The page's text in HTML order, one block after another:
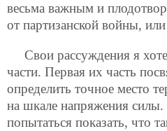
весьма важным и
от партизанской войны,
Свои рассуждения я
части. Первая их часть
определить точное место
на шкале напряжения
попытаться показать, что